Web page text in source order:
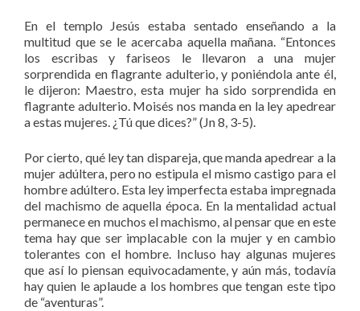
En el templo Jesús estaba sentado enseñando a la
multitud que se le acercaba aquella mañana. “Entonces
los escribas y fariseos le llevaron a una mujer
sorprendida en flagrante adulterio, y poniéndola ante él,
le dijeron: Maestro, esta mujer ha sido sorprendida en
flagrante adulterio. Moisés nos manda en la ley apedrear
a estas mujeres. ¿Tú que dices?” (Jn 8, 3-5).
Por cierto, qué ley tan dispareja, que manda apedrear a la
mujer adúltera, pero no estipula el mismo castigo para el
hombre adúltero. Esta ley imperfecta estaba impregnada
del machismo de aquella época. En la mentalidad actual
permanece en muchos el machismo, al pensar que en este
tema hay que ser implacable con la mujer y en cambio
tolerantes con el hombre. Incluso hay algunas mujeres
que así lo piensan equivocadamente, y aún más, todavía
hay quien le aplaude a los hombres que tengan este tipo
de “aventuras”.